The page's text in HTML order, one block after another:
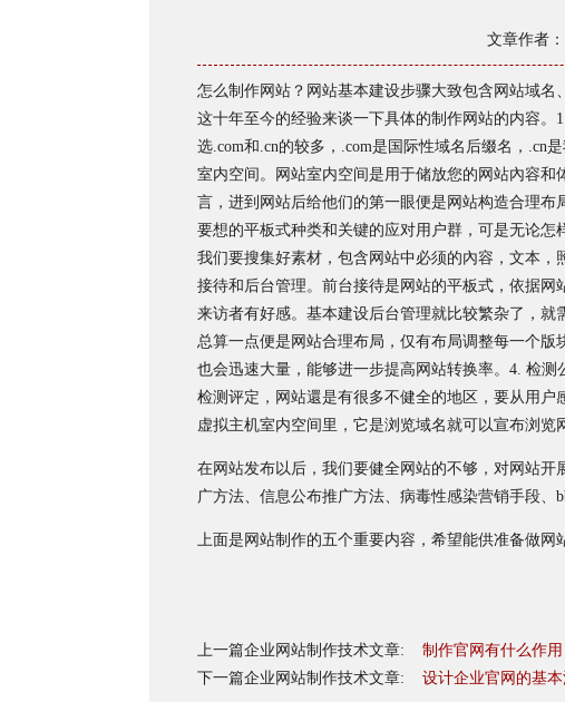
文章作者
怎么制作网站？网站基本建设步骤大致包含网站域
这十年至今的经验来谈一下具体的制作网站的内容
选.com和.cn的较多，.com是国际性域名后缀名，.cn
室内空间。网站室内空间是用于储放您的网站內容
言，进到网站后给他们的第一眼便是网站构造合理
要想的平板式种类和关键的应对用户群，可是无论
我们要搜集好素材，包含网站中必须的內容，文本
接待和后台管理。前台接待是网站的平板式，依据
来访者有好感。基本建设后台管理就比较繁杂了，
总算一点便是网站合理布局，仅有布局调整每一个
也会迅速大量，能够进一步提高网站转换率。4. 检
检测评定，网站還是有很多不健全的地区，要从用
虚拟主机室内空间里，它是浏览域名就可以宣布浏览
在网站发布以后，我们要健全网站的不够，对网站
广方法、信息公布推广方法、病毒性感染营销手段、
上面是网站制作的五个重要内容，希望能供准备做网
上一篇企业网站制作技术文章: 制作官网有什么作用
下一篇企业网站制作技术文章: 设计企业官网的基本